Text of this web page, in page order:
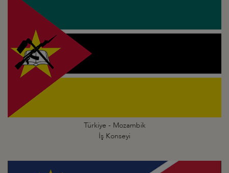
Türkiye - Mozambik
İş Konseyi